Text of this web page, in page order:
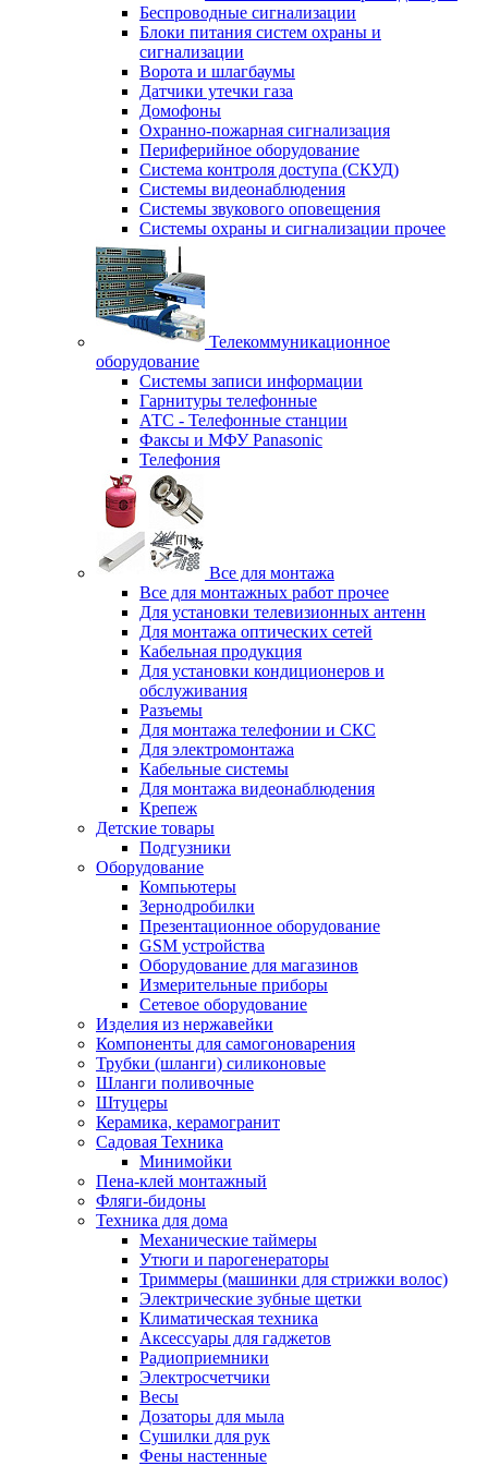
Беспроводные сигнализации
Блоки питания систем охраны и
сигнализации
Ворота и шлагбаумы
Датчики утечки газа
Домофоны
Охранно-пожарная сигнализация
Периферийное оборудование
Система контроля доступа (СКУД)
Системы видеонаблюдения
Системы звукового оповещения
Системы охраны и сигнализации прочее
Телекоммуникационное
оборудование
Системы записи информации
Гарнитуры телефонные
АТС - Телефонные станции
Факсы и МФУ Panasonic
Телефония
Все для монтажа
Все для монтажных работ прочее
Для установки телевизионных антенн
Для монтажа оптических сетей
Кабельная продукция
Для установки кондиционеров и
обслуживания
Разъемы
Для монтажа телефонии и СКС
Для электромонтажа
Кабельные системы
Для монтажа видеонаблюдения
Крепеж
Детские товары
Подгузники
Оборудование
Компьютеры
Зернодробилки
Презентационное оборудование
GSM устройства
Оборудование для магазинов
Измерительные приборы
Сетевое оборудование
Изделия из нержавейки
Компоненты для самогоноварения
Трубки (шланги) силиконовые
Шланги поливочные
Штуцеры
Керамика, керамогранит
Садовая Техника
Минимойки
Пена-клей монтажный
Фляги-бидоны
Техника для дома
Механические таймеры
Утюги и парогенераторы
Триммеры (машинки для стрижки волос)
Электрические зубные щетки
Климатическая техника
Аксессуары для гаджетов
Радиоприемники
Электросчетчики
Весы
Дозаторы для мыла
Сушилки для рук
Фены настенные